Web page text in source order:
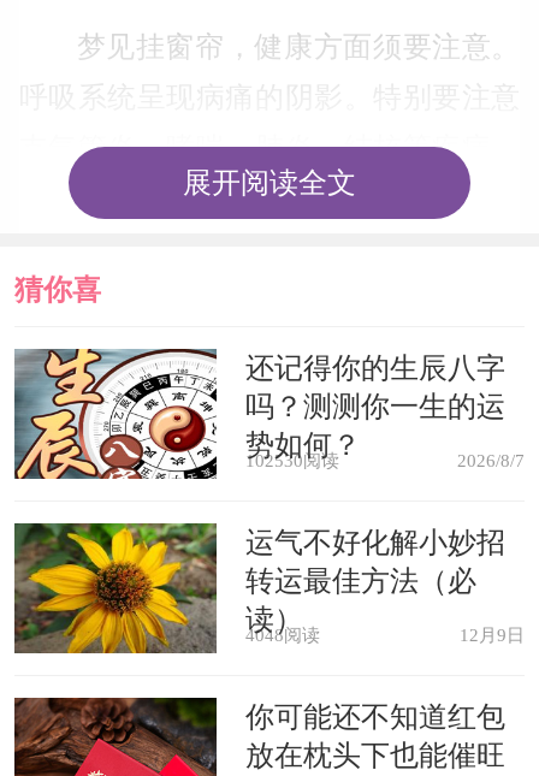
梦见挂窗帘，健康方面须要注意。
支气管炎、哮喘、肺炎、结核等疾病。
当然也要小心感冒。
考生梦见挂窗帘，预示近期考试成
职员梦见挂窗帘，主要努力工作方
能进财。
女人梦见挂窗帘则您的运势摇摆不
定，万事不如意。出外旅游要小心，注
意交通安全。
展开阅读全文
猜你喜
欢
还记得你的生辰八字
吗？测测你一生的运
势如何？
102530阅读 2026/8/7
运气不好化解小妙招
转运最佳方法（必
读）
4048阅读 12月9日
你可能还不知道红包
放在枕头下也能催旺